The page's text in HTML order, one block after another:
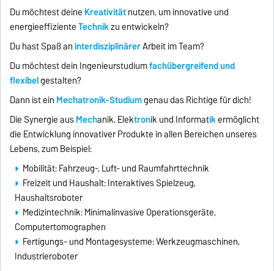
Du möchtest deine Kreativitätnutzen, um innovative und
energieeffizienteTechnikzu entwickeln?
Du hast Spaß aninterdisziplinärerArbeit im Team?
Du möchtest dein Ingenieurstudiumfachübergreifend und
flexibelgestalten?
Dann ist ein Mechatronik-Studiumgenau das Richtige für dich!
Die Synergie ausMechanik, Elektronik und Informatikermöglicht
die Entwicklung innovativer Produkte in allen Bereichen unseres
Lebens, zum Beispiel:
Mobilität: Fahrzeug-, Luft- und Raumfahrttechnik
Freizeit und Haushalt: Interaktives Spielzeug,
Haushaltsroboter
Medizintechnik: Minimalinvasive Operationsgeräte,
Computertomographen
Fertigungs- und Montagesysteme: Werkzeugmaschinen,
Industrieroboter